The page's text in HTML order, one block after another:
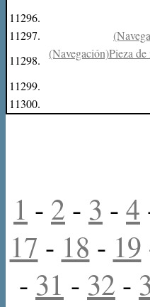
11296.
11297.
11298.
(Navegación)Pieza
11299.
11300.
1 - 2 - 3 - 4
17 - 18 - 19
- 31 - 32 -